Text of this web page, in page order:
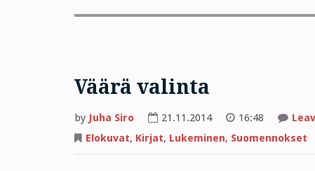
Väärä valinta
by Juha Siro 21.11.2014 16:48
Elokuvat, Kirjat, Lukeminen, Suomennokset